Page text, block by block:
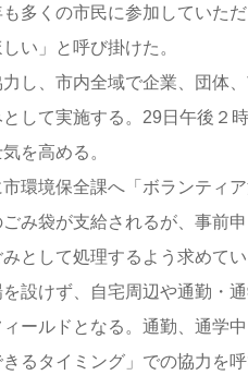
多くの市民に参加していた
い」と呼び掛けた。
し、市内全域で企業、団体
して実施する。29日午後２
を高める。
環境保全課へ「ボランティ
み袋が支給されるが、事前
として処理するよう求めてい
設けず、自宅周辺や通勤・
ールドとなる。通勤、通学
るタイミング」での協力を呼